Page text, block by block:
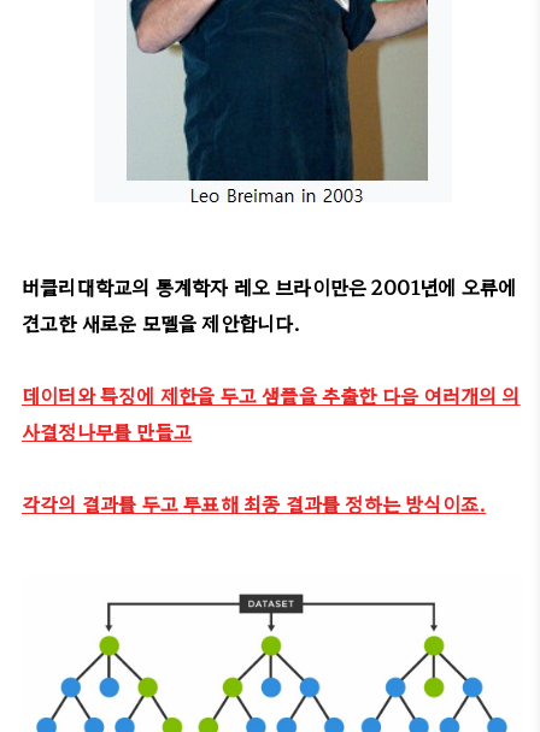
버클리대학교의 통계학자 레오 브라이만은 2001년에 오류에
견고한 새로운 모델을 제안합니다.
데이터와 특징에 제한을 두고 샘플을 추출한 다음 여러개의 의
사결정나무를 만들고
각각의 결과를 두고 투표해 최종 결과를 정하는 방식이죠.